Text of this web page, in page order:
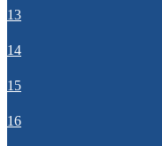
13
14
15
16